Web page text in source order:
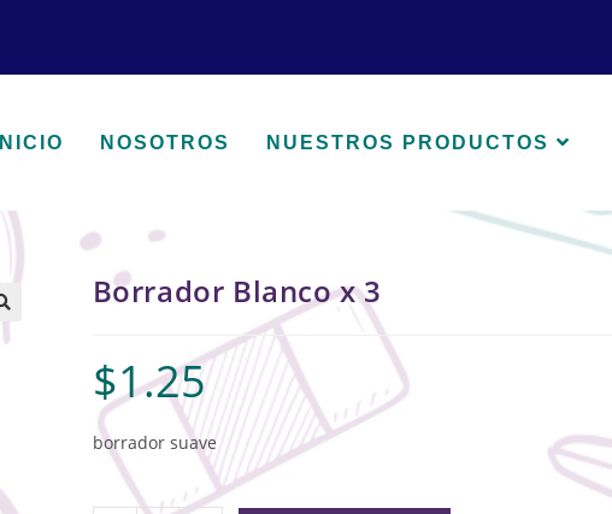
INICIO NOSOTROS NUESTROS PRODUCTOS
Borrador Blanco x 3
$1.25
borrador suave